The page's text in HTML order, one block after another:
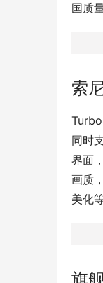
国质
索
同时
界面
画质
美化